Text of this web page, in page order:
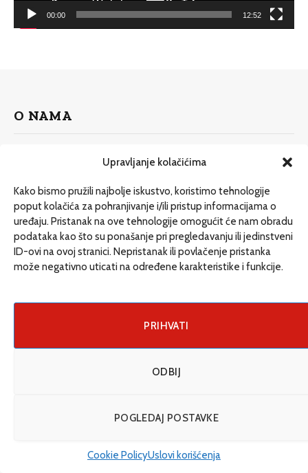
Upravljanje kolačićima
Kako bismo pružili najbolje iskustvo, koristimo tehnologije
poput kolačića za pohranjivanje i/ili pristup informacijama o
uređaju. Pristanak na ove tehnologije omogućit će nam obradu
podataka kao što su ponašanje pri pregledavanju ili jedinstveni
ID-ovi na ovoj stranici. Nepristanak ili povlačenje pristanka
može negativno uticati na određene karakteristike i funkcije.
PRIHVATI
ODBIJ
POGLEDAJ POSTAVKE
Cookie PolicyUslovi korišćenja
00:00 12:52
O NAMA
Internet portal fokusiran na izvještavanje o ljudskim pravima,
korupcije i nepotizma.
KONTAKT